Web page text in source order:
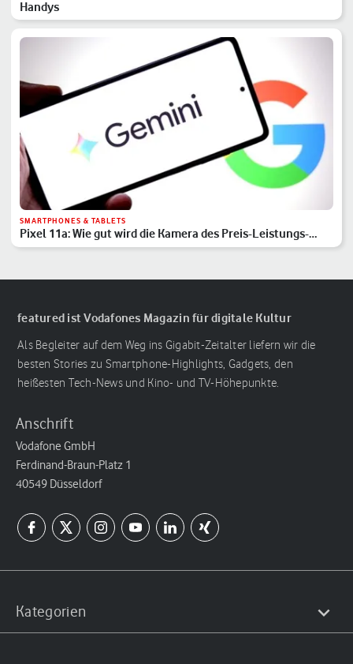
Handys
SMARTPHONES & TABLETS
Pixel 11a: Wie gut wird die Kamera des Preis-Leistungs-
Hits?
featured ist Vodafones Magazin für digitale Kultur
Als Begleiter auf dem Weg ins Gigabit-Zeitalter liefern wir die
besten Stories zu Smartphone-Highlights, Gadgets, den
heißesten Tech-News und Kino- und TV-Höhepunkte.
Anschrift
Vodafone GmbH
Ferdinand-Braun-Platz 1
40549 Düsseldorf
Kategorien